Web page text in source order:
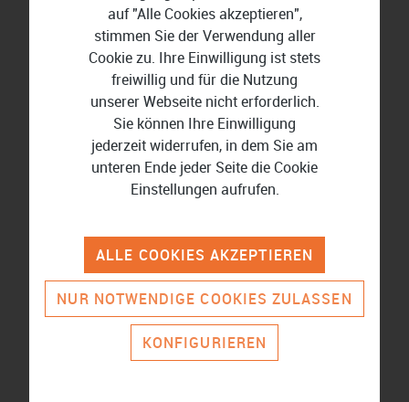
auch für Neulinge zugänglich.
USM bietet abwechslungsreiche
Lernsoftware
Für Lernbegeisterte hält USM ein umfangreiches
Portfolio an Tipptrainern, Sprachtrainern und
Lernspielen bereit. Mit Goldfinger
11 oder Goldfinger Junior 7 erlernen Sie oder Ihre
Tutorials, Diktate und nützliches Feedback
unterstützen Ihren Lernprozess.
Der Sprachtrainer MultiLingua Latein trainiert Ihre
Latein-Kenntnisse anhand strukturierter Lektionen,
die sich an deutschen Lehrplänen orientieren.
auf "Alle Cookies akzeptieren",
stimmen Sie der Verwendung aller
Cookie zu. Ihre Einwilligung ist stets
freiwillig und für die Nutzung
unserer Webseite nicht erforderlich.
Sie können Ihre Einwilligung
jederzeit widerrufen, in dem Sie am
unteren Ende jeder Seite die Cookie
Einstellungen aufrufen.
NUR NOTWENDIGE COOKIES ZULASSEN
KONFIGURIEREN
ALLE COOKIES AKZEPTIEREN